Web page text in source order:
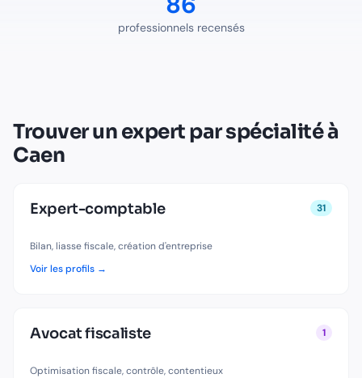
Voir tous les professionnels recensés en France
professionnels recensés
Trouver un expert par spécialité à
Caen
Expert-comptable 31
Bilan, liasse fiscale, création d'entreprise
Voir les profils →
Avocat fiscaliste 1
Optimisation fiscale, contrôle, contentieux